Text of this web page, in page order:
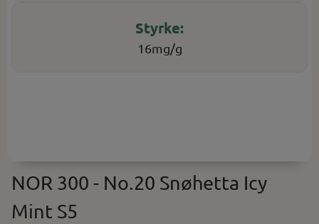
16mg/g
NOR 300 - No.20 Snøhetta Icy
Mint S5